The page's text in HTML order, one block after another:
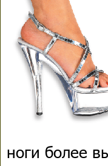
ноги более